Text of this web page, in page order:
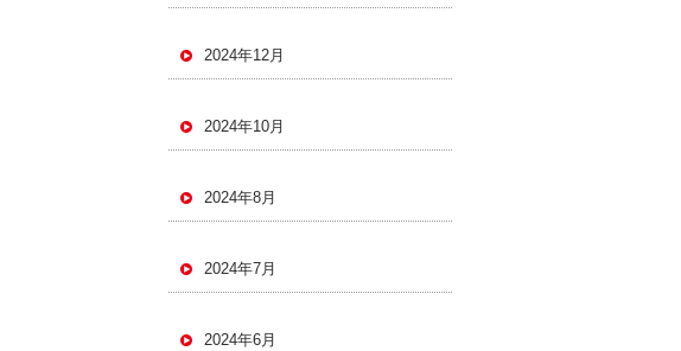
2024年12月
2024年10月
2024年8月
2024年7月
2024年6月